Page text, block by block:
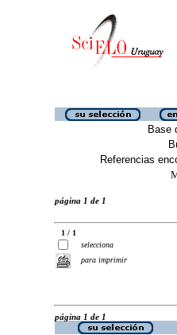
Base
Referencias
página 1 de 1
1 / 1
selecciona
para imprimir
página 1 de 1